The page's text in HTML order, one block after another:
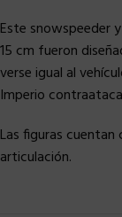
Este snowspeeder
15 cm fueron
verse igual al
Imperio
Las figuras
articulación.